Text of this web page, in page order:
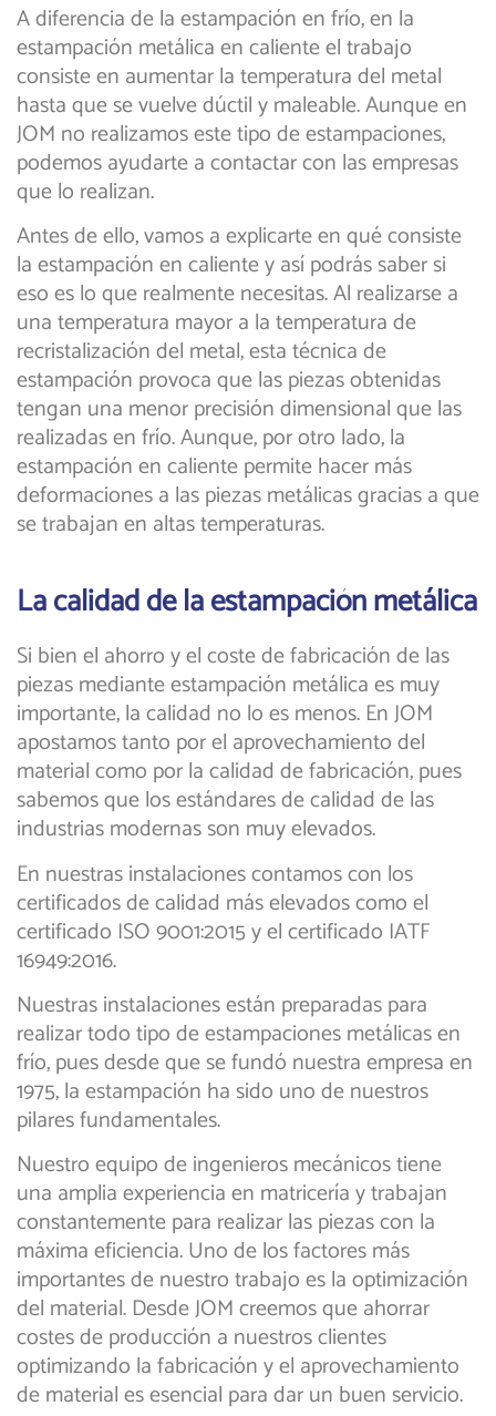
A diferencia de la estampación en frío, en la
estampación metálica en caliente el trabajo
consiste en aumentar la temperatura del metal
hasta que se vuelve dúctil y maleable. Aunque en
JOM no realizamos este tipo de estampaciones,
podemos ayudarte a contactar con las empresas
que lo realizan.
Antes de ello, vamos a explicarte en qué consiste
la estampación en caliente y así podrás saber si
eso es lo que realmente necesitas. Al realizarse a
una temperatura mayor a la temperatura de
recristalización del metal, esta técnica de
estampación provoca que las piezas obtenidas
tengan una menor precisión dimensional que las
realizadas en frío. Aunque, por otro lado, la
estampación en caliente permite hacer más
deformaciones a las piezas metálicas gracias a que
se trabajan en altas temperaturas.
La calidad de la estampación metálica
Si bien el ahorro y el coste de fabricación de las
piezas mediante estampación metálica es muy
importante, la calidad no lo es menos. En JOM
apostamos tanto por el aprovechamiento del
material como por la calidad de fabricación, pues
sabemos que los estándares de calidad de las
industrias modernas son muy elevados.
En nuestras instalaciones contamos con los
certificados de calidad más elevados como el
certificado ISO 9001:2015 y el certificado IATF
16949:2016.
Nuestras instalaciones están preparadas para
realizar todo tipo de estampaciones metálicas en
frío, pues desde que se fundó nuestra empresa en
1975, la estampación ha sido uno de nuestros
pilares fundamentales.
Nuestro equipo de ingenieros mecánicos tiene
una amplia experiencia en matricería y trabajan
constantemente para realizar las piezas con la
máxima eficiencia. Uno de los factores más
importantes de nuestro trabajo es la optimización
del material. Desde JOM creemos que ahorrar
costes de producción a nuestros clientes
optimizando la fabricación y el aprovechamiento
de material es esencial para dar un buen servicio.